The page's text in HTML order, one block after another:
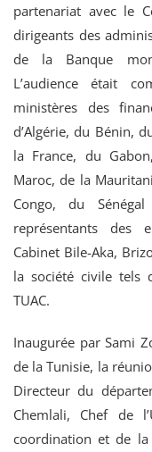
partenariat avec le
dirigeants des
de la Banque
L’audience était
ministères des
d’Algérie, du Bénin,
la France, du
Maroc, de la
Congo, du
représentants des
Cabinet Bile-Aka,
la société civile tels
TUAC.
Inaugurée par Sami
de la Tunisie, la
Directeur du
Chemlali, Chef de
coordination et de la